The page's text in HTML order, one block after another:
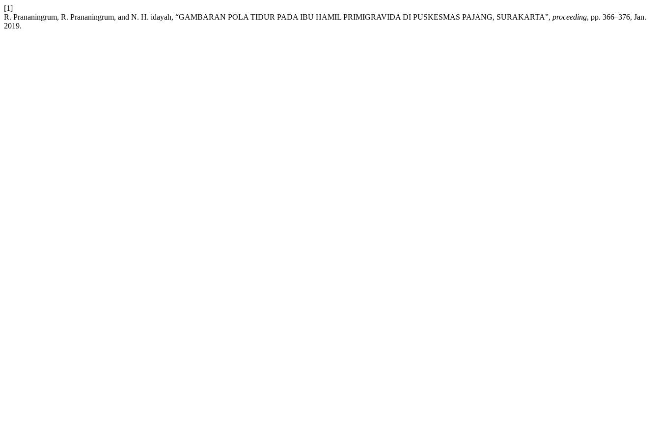
[1]
R. Prananingrum, R. Prananingrum, and N. H. idayah, “GAMBARAN POLA TIDUR PADA IBU HAMIL PRIMIGRAVIDA DI PUSKESMAS PAJANG, SURAKARTA”, proceeding, pp. 366–376, Jan.
2019.